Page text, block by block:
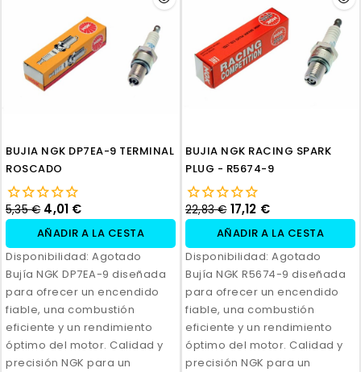
BUJIA NGK DP7EA-9 TERMINAL
ROSCADO
5,35 € 4,01 €
AÑADIR A LA CESTA
Disponibilidad: Agotado
Bujía NGK DP7EA-9 diseñada
para ofrecer un encendido
fiable, una combustión
eficiente y un rendimiento
óptimo del motor. Calidad y
precisión NGK para un
BUJIA NGK RACING SPARK
PLUG - R5674-9
22,83 € 17,12 €
AÑADIR A LA CESTA
Disponibilidad: Agotado
Bujía NGK R5674-9 diseñada
para ofrecer un encendido
fiable, una combustión
eficiente y un rendimiento
óptimo del motor. Calidad y
precisión NGK para un